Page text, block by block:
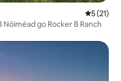
5 (21)
go Rocker B Ranch